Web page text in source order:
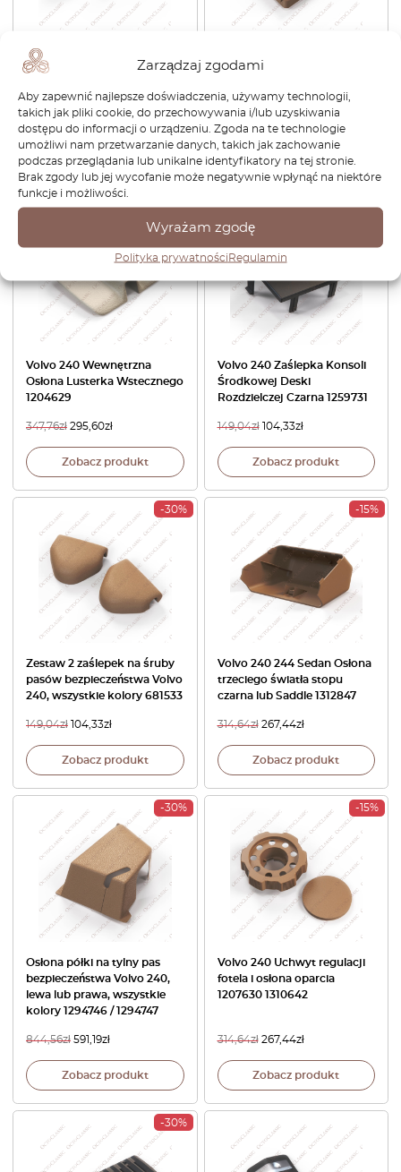
Zarządzaj zgodami
Aby zapewnić najlepsze doświadczenia, używamy technologii,
takich jak pliki cookie, do przechowywania i/lub uzyskiwania
dostępu do informacji o urządzeniu. Zgoda na te technologie
umożliwi nam przetwarzanie danych, takich jak zachowanie
podczas przeglądania lub unikalne identyfikatory na tej stronie.
Brak zgody lub jej wycofanie może negatywnie wpłynąć na niektóre
funkcje i możliwości.
Wyrażam zgodę
Polityka prywatności Regulamin
Volvo 245 Wagon Osłona
trzeciego światła
kolory 1312853
380,88 zł 266,62zł
Zobacz produkt
Głośnika Drzwi Wszystkie
303,60zł 212,52zł
Zobacz produkt
-15%
Volvo 240 Wewnętrzna
Osłona Lusterka Wstecznego
1204629
347,76zł 295,60zł
Zobacz produkt
-30%
Volvo 240 Zaślepka Konsoli
Środkowej Deski
Rozdzielczej Czarna 1259731
149,04zł 104,33zł
Zobacz produkt
-30%
Zestaw 2 zaślepek na śruby
pasów bezpieczeństwa Volvo
240, wszystkie kolory 681533
149,04zł 104,33zł
Zobacz produkt
-15%
Volvo 240 244 Sedan Osłona
trzeciego światła stopu
czarna lub Saddle 1312847
314,64zł 267,44zł
Zobacz produkt
-30%
Osłona półki na tylny pas
bezpieczeństwa Volvo 240,
lewa lub prawa, wszystkie
kolory 1294746 / 1294747
844,56zł 591,19zł
Zobacz produkt
-15%
Volvo 240 Uchwyt regulacji
fotela i osłona oparcia
1207630 1310642
314,64zł 267,44zł
Zobacz produkt
-30%